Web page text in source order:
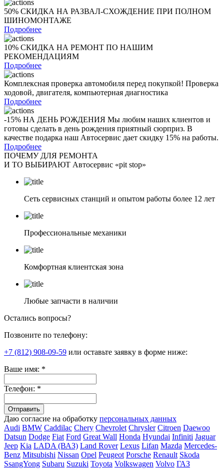
50% СКИДКА НА РАЗВАЛ-СХОЖДЕНИЕ ПРИ ПОЛНОМ
ШИНОМОНТАЖЕ
Подробнее
10% СКИДКА НА РЕМОНТ ПО НАШИМ
РЕКОМЕНДАЦИЯМ
Подробнее
Комплексная проверка автомобиля перед покупкой! Проверка
ходовой, двигателя, компьютерная диагностика
Подробнее
-15% НА ДЕНЬ РОЖДЕНИЯ Мы любим наших клиентов и
готовы сделать в день рождения приятный сюрприз. В
качестве подарка наш Автосервис дает скидку 15% на работы.
Подробнее
ПОЧЕМУ ДЛЯ РЕМОНТА
И ТО ВЫБИРАЮТ Автосервис «pit stop»
Сеть сервисных станций и опытом работы более 12 лет
Профессиональные механики
Комфортная клиентская зона
Любые запчасти в наличии
Остались вопросы?
Позвоните по телефону:
+7 (812) 908-09-59 или оставьте заявку в форме ниже:
Ваше имя: *
Телефон: *
Даю согласие на обработку персональных данных
Audi BMW Caddilac Chery Chevrolet Chrysler Citroen Daewoo
Datsun Dodge Fiat Ford Great Wall Honda Hyundai Infiniti Jaguar
Jeep Kia LADA (ВАЗ) Land Rover Lexus Lifan Mazda Mercedes-
Benz Mitsubishi Nissan Opel Peugeot Porsche Renault Skoda
SsangYong Subaru Suzuki Toyota Volkswagen Volvo ГАЗ